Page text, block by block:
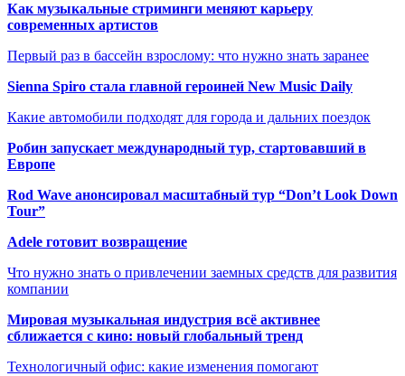
Как музыкальные стриминги меняют карьеру
современных артистов
Первый раз в бассейн взрослому: что нужно знать заранее
Sienna Spiro стала главной героиней New Music Daily
Какие автомобили подходят для города и дальних поездок
Робин запускает международный тур, стартовавший в
Европе
Rod Wave анонсировал масштабный тур “Don’t Look Down
Tour”
Adele готовит возвращение
Что нужно знать о привлечении заемных средств для развития
компании
Мировая музыкальная индустрия всё активнее
сближается с кино: новый глобальный тренд
Технологичный офис: какие изменения помогают